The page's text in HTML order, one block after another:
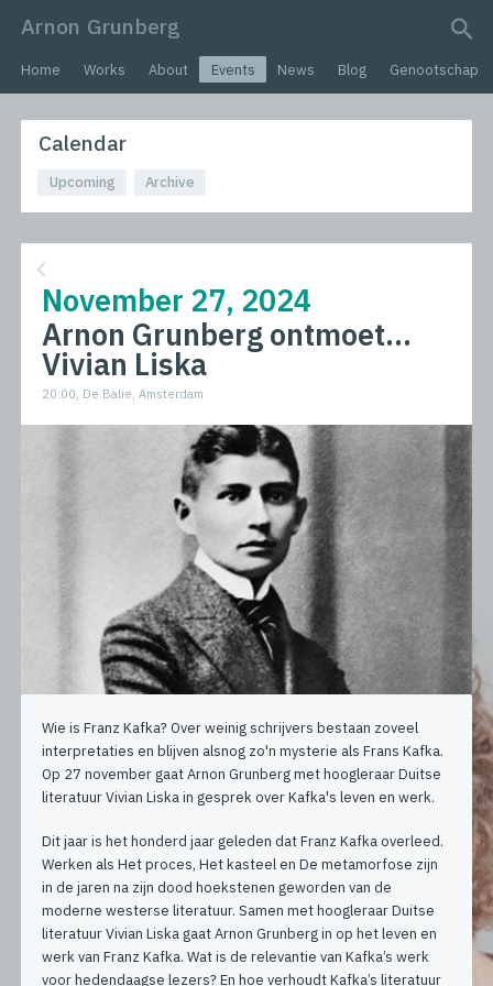
Arnon Grunberg
Home Works About Events News Blog Genootschap
Calendar
Upcoming Archive
November 27, 2024
Arnon Grunberg ontmoet...
Vivian Liska
20:00, De Balie, Amsterdam
Wie is Franz Kafka? Over weinig schrijvers bestaan zoveel
interpretaties en blijven alsnog zo'n mysterie als Frans Kafka.
Op 27 november gaat Arnon Grunberg met hoogleraar Duitse
literatuur Vivian Liska in gesprek over Kafka's leven en werk.
Dit jaar is het honderd jaar geleden dat Franz Kafka overleed.
Werken als Het proces, Het kasteel en De metamorfose zijn
in de jaren na zijn dood hoekstenen geworden van de
moderne westerse literatuur. Samen met hoogleraar Duitse
literatuur Vivian Liska gaat Arnon Grunberg in op het leven en
werk van Franz Kafka. Wat is de relevantie van Kafka’s werk
voor hedendaagse lezers? En hoe verhoudt Kafka’s literatuur